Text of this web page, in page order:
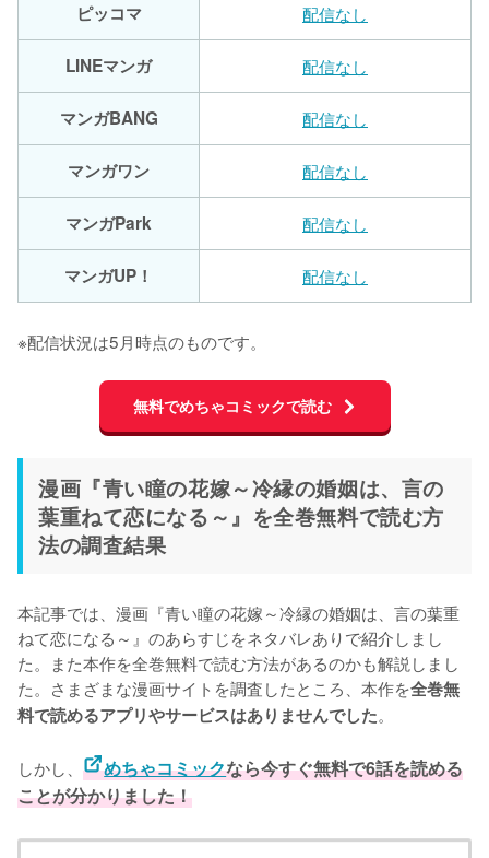
ピッコマ 配信なし
LINEマンガ 配信なし
マンガBANG 配信なし
マンガワン 配信なし
マンガPark 配信なし
マンガUP！ 配信なし
※配信状況は5月時点のものです。
無料でめちゃコミックで読む
漫画『青い瞳の花嫁～冷縁の婚姻は、言の
葉重ねて恋になる～』を全巻無料で読む方
法の調査結果
本記事では、漫画『青い瞳の花嫁～冷縁の婚姻は、言の葉重
ねて恋になる～』のあらすじをネタバレありで紹介しまし
た。また本作を全巻無料で読む方法があるのかも解説しまし
た。さまざまな漫画サイトを調査したところ、本作を全巻無
料で読めるアプリやサービスはありませんでした。
しかし、 めちゃコミックなら今すぐ無料で6話を読める
ことが分かりました！